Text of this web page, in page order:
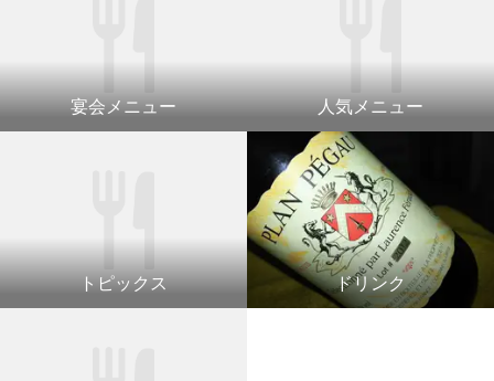
宴会メニュー 人気メニュー
トピックス ドリンク